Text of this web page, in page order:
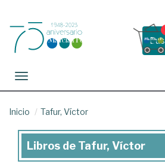
Toggle navigation
Inicio Tafur, Víctor
Libros
Libros de Tafur, Víctor